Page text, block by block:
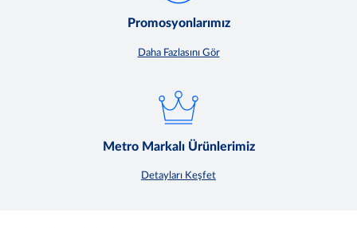
Promosyonlarımız
Daha Fazlasını Gör
Metro Markalı Ürünlerimiz
Detayları Keşfet